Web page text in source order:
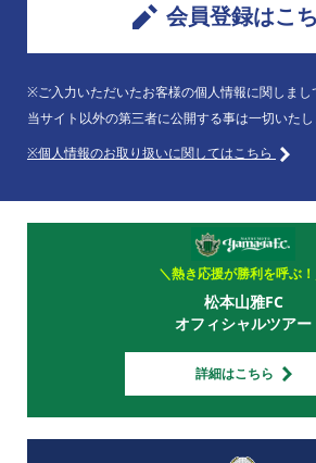
会員登録はこ
※ご入力いただいたお客様の個人情報に関しまし
当サイト以外の第三者に公開する事は一切いたし
※個人情報のお取り扱いに関してはこちら
＼熱き応援が勝利を呼ぶ
松本山雅FC
オフィシャルツアー
詳細はこちら